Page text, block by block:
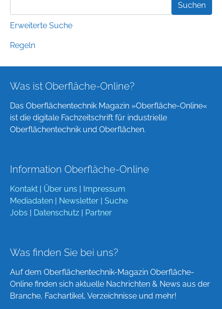
Erweiterte Suche
Regeln
Was ist Oberfläche-Online?
Das Oberflächentechnik Magazin »Oberfläche-Online«
ist die digitale Fachzeitschrift für industrielle
Oberflächentechnik und Oberflächen.
Information Oberfläche-Online
Kontakt | Über uns | Impressum
Mediadaten | Newsletter | Suche
Jobs | Datenschutz | Partner
Was finden Sie bei uns?
Auf dem Oberflächentechnik-Magazin Oberfläche-
Online finden sich aktuelle Nachrichten & News aus der
Branche, Fachartikel, Verzeichnisse und mehr!